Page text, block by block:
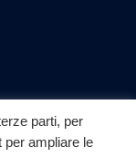
parti, per
per ampliare le